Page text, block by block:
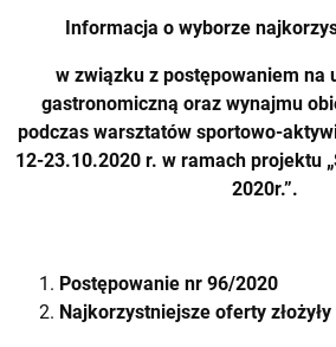
Informacja o wyborze
w związku z postępowaniem na
gastronomiczną oraz wynajmu
podczas warsztatów sportowo-
12-23.10.2020r. w ramach projektu
2020r.”.
Postępowanie nr 96/2020
Najkorzystniejsze oferty